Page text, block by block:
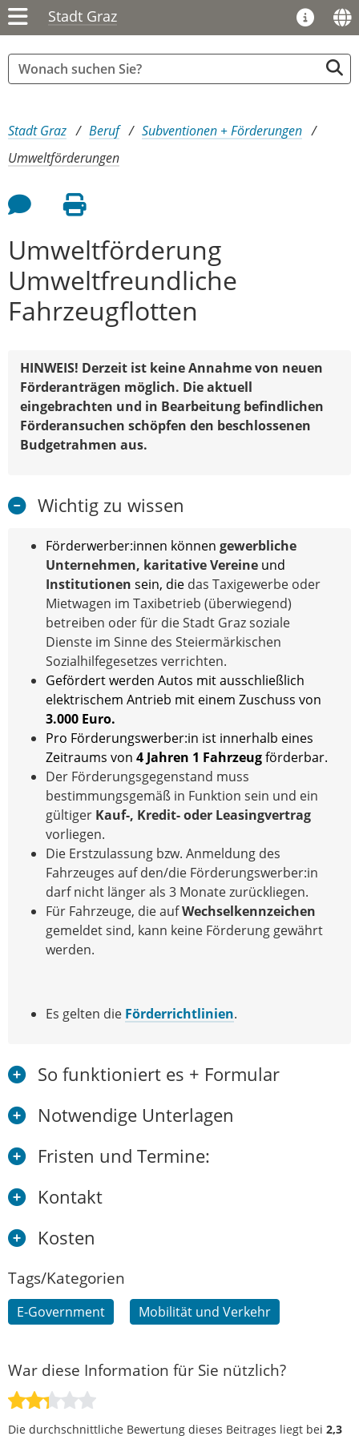
Stadt Graz
Sie sind hier:
Stadt Graz Beruf
Subventionen + Förderungen
Umweltförderungen
Feedback an Autor
Seite drucken
Umweltförderung
Umweltfreundliche
Fahrzeugflotten
HINWEIS! Derzeit ist keine Annahme von neuen
Förderanträgen möglich. Die aktuell
eingebrachten und in Bearbeitung befindlichen
Förderansuchen schöpfen den beschlossenen
Budgetrahmen aus.
Wichtig zu wissen
Förderwerber:innen können gewerbliche
Unternehmen, karitative Vereine und
Institutionen sein, die das Taxigewerbe oder
Mietwagen im Taxibetrieb (überwiegend)
betreiben oder für die Stadt Graz soziale
Dienste im Sinne des Steiermärkischen
Sozialhilfegesetzes verrichten.
Gefördert werden Autos mit ausschließlich
elektrischem Antrieb mit einem Zuschuss von
3.000 Euro.
Pro Förderungswerber:in ist innerhalb eines
Zeitraums von 4 Jahren 1 Fahrzeugförderbar.
Der Förderungsgegenstand muss
bestimmungsgemäß in Funktion sein und ein
gültiger Kauf-, Kredit- oder Leasingvertrag
vorliegen.
Die Erstzulassung bzw. Anmeldung des
Fahrzeuges auf den/die Förderungswerber:in
darf nicht länger als 3 Monate zurückliegen.
Für Fahrzeuge, die aufWechselkennzeichen
gemeldet sind, kann keine Förderung gewährt
werden.
Es gelten die Förderrichtlinien.
So funktioniert es + Formular
Notwendige Unterlagen
Fristen und Termine:
Kontakt
Kosten
Tags/Kategorien
E-Government Mobilität und Verkehr
War diese Information für Sie nützlich?
Die durchschnittliche Bewertung dieses Beitrages liegt bei 2,3